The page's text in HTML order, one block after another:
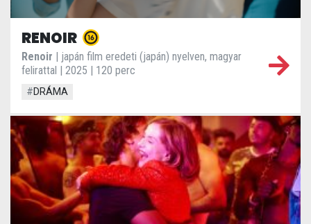
RENOIR
Renoir | japán film eredeti (japán) nyelven, magyar
felirattal | 2025 | 120 perc
#DRÁMA